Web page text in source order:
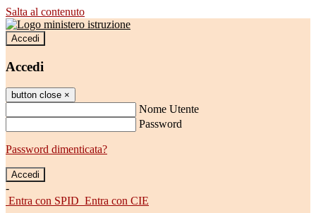
Salta al contenuto
Accedi
Accedi
button close ×
Nome Utente
Password
Password dimenticata?
-
Entra con SPID Entra con CIE